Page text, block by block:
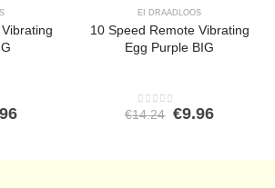
Huidige
EI DRAADLOOS
10 Speed Remote Vibrating
Egg Purple BIG
0out of 5
€14.24 €9.96Huidige